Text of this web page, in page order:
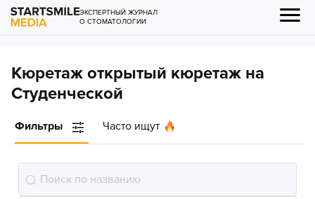
ЭКСПЕРТНЫЙ ЖУРНАЛ
О СТОМАТОЛОГИИ
Кюретаж открытый кюретаж на
Студенческой
Фильтры Часто ищут